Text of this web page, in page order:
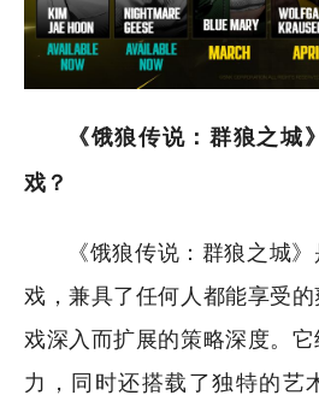
《饿狼传说：群狼之城
戏？
《饿狼传说：群狼之城
戏，兼具了任何人都能享受
戏深入而扩展的策略深度。
力，同时还搭载了独特的艺